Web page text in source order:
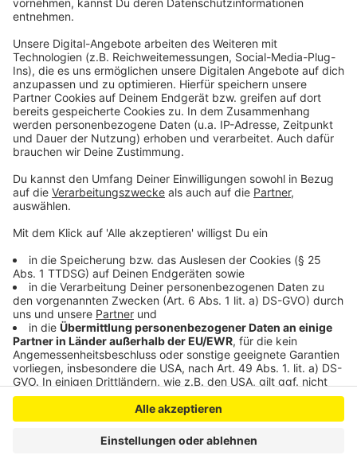
Anzeige
Jahren immer sehr enge Spiele, aber wir haben
Mentalität. Der Sieg ist vor allem für die Fans,
die haben lange darauf gewartet und das Derby
hat eine enorme Bedeutung für sie.“
Neben der Fortuna stehen noch Alemannia Aachen, der
1. FC Düren und Wegberg-Beeck im Halbfinale. Die
Anzeige
Anzeige